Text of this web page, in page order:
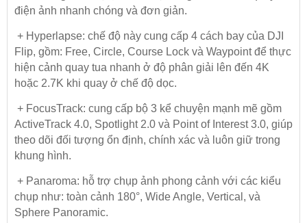
điện ảnh nhanh chóng và đơn giản.
+ Hyperlapse: chế độ này cung cấp 4 cách bay của DJI
Flip, gồm: Free, Circle, Course Lock và Waypoint để thực
hiện cảnh quay tua nhanh ở độ phân giải lên đến 4K
hoặc 2.7K khi quay ở chế độ dọc.
+ FocusTrack: cung cấp bộ 3 kể chuyện mạnh mẽ gồm
ActiveTrack 4.0, Spotlight 2.0 và Point of Interest 3.0, giúp
theo dõi đối tượng ổn định, chính xác và luôn giữ trong
khung hình.
+ Panaroma: hỗ trợ chụp ảnh phong cảnh với các kiểu
chụp như: toàn cảnh 180°, Wide Angle, Vertical, và
Sphere Panoramic.